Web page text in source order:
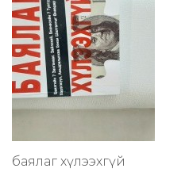
баялаг хүлээхгүй